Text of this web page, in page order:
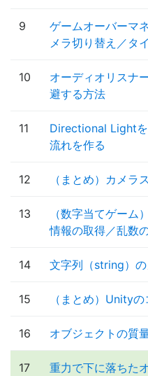
9
ゲームオーバーマ
メラ切り替え／タ
10
オーディオリスナ
避する方法
11
Directional Light
流れを作る
12 （まとめ）カメラ
13
（数字当てゲーム
情報の取得／乱数
14 文字列（string）
15 （まとめ）Unity
16 オブジェクトの質
17
重力で下に落ちた